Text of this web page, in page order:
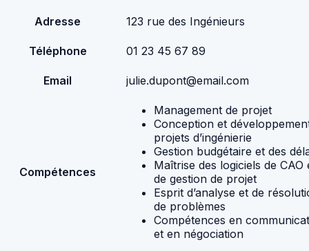
Adresse 123 rue des Ingénieurs
Téléphone 01 23 45 67 89
Email julie.dupont@email.com
Compétences
Management de projet
Conception et
projets d’ingénierie
Gestion budgétaire et des
Maîtrise des logiciels de CAO
de gestion de projet
Esprit d’analyse et de
de problèmes
Compétences en
et en négociation